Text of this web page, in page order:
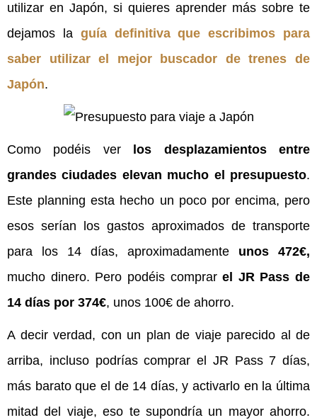
utilizar en Japón, si quieres aprender más sobre te
dejamos la guía definitiva que escribimos para
saber utilizar el mejor buscador de trenes de
Japón.
Como podéis verlos desplazamientos entre
grandes ciudades elevan mucho el presupuesto.
Este planning esta hecho un poco por encima, pero
esos serían los gastos aproximados de transporte
para los 14 días, aproximadamente unos 472€,
mucho dinero. Pero podéis comprarel JR Pass de
14 días por 374€, unos 100€ de ahorro.
A decir verdad, con un plan de viaje parecido al de
arriba, incluso podrías comprar el JR Pass 7 días,
más barato que el de 14 días, y activarlo en la última
mitad del viaje, eso te supondría un mayor ahorro.